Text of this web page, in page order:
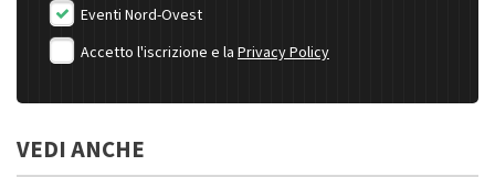
Eventi Nord-Ovest
Accetto l'iscrizione e la Privacy Policy
VEDI ANCHE